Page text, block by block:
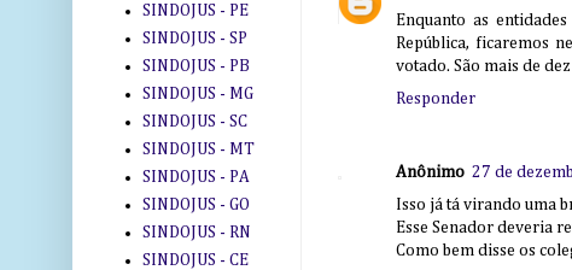
Enquanto as
República, ficaremos
votado. São mais de
Responder
Anônimo 27 de
Isso já tá virando uma
Esse Senador deveria
Como bem disse os
SINDOJUS - PE
SINDOJUS - SP
SINDOJUS - PB
SINDOJUS - MG
SINDOJUS - SC
SINDOJUS - MT
SINDOJUS - PA
SINDOJUS - GO
SINDOJUS - RN
SINDOJUS - CE